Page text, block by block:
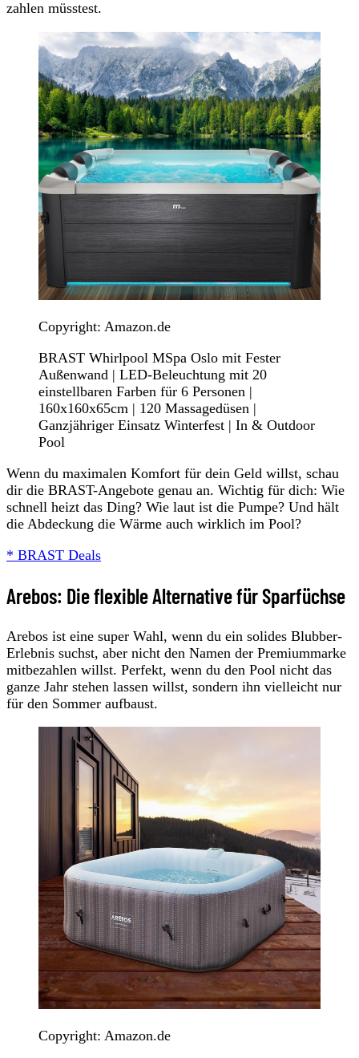
zahlen müsstest.
Copyright: Amazon.de
BRAST Whirlpool MSpa Oslo mit Fester
Außenwand | LED-Beleuchtung mit 20
einstellbaren Farben für 6 Personen |
160x160x65cm | 120 Massagedüsen |
Ganzjähriger Einsatz Winterfest | In & Outdoor
Pool
Wenn du maximalen Komfort für dein Geld willst, schau
dir die BRAST-Angebote genau an. Wichtig für dich: Wie
schnell heizt das Ding? Wie laut ist die Pumpe? Und hält
die Abdeckung die Wärme auch wirklich im Pool?
* BRAST Deals
Arebos: Die flexible Alternative für Sparfüchse
Arebos ist eine super Wahl, wenn du ein solides Blubber-
Erlebnis suchst, aber nicht den Namen der Premiummarke
mitbezahlen willst. Perfekt, wenn du den Pool nicht das
ganze Jahr stehen lassen willst, sondern ihn vielleicht nur
für den Sommer aufbaust.
Copyright: Amazon.de